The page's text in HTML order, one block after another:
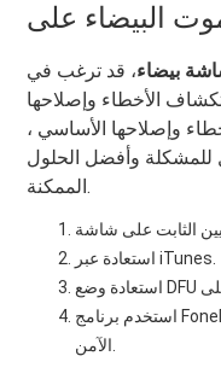
بيضاء، قد ترغب في
الأخطاء وإصلاحها
وإصلاحها الأساسي ،
وأفضل الحلول
الممكنة.
استعادة عبر iTunes.
استخدم برنامج FoneDog iOS System Recovery للإصلاح
الآمن.